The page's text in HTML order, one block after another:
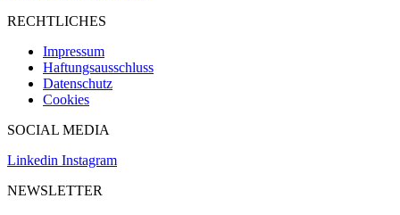
RECHTLICHES
Impressum
Haftungsausschluss
Datenschutz
Cookies
SOCIAL MEDIA
Linkedin Instagram
NEWSLETTER